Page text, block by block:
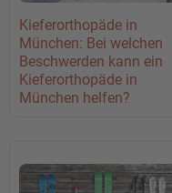
Kieferorthopäde in
München: Bei welchen
Beschwerden kann ein
Kieferorthopäde in
München helfen?